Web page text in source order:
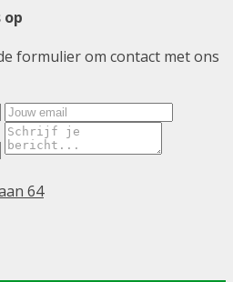
formulier om contact met ons
64